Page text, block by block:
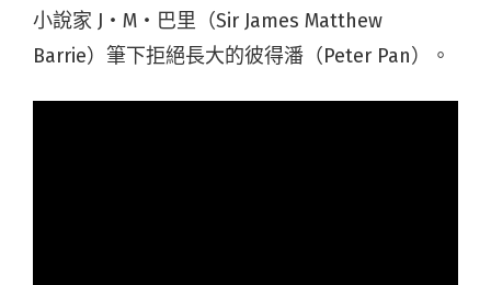
小說家 J‧M‧巴里（Sir James Matthew
Barrie）筆下拒絕長大的彼得潘（Peter Pan）。